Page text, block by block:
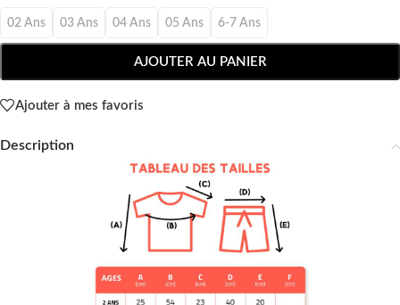
02 Ans 03 Ans 04 Ans 05 Ans 6-7 Ans
AJOUTER AU PANIER
Ajouter à mes favoris
Description